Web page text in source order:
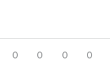
0 0 0 0